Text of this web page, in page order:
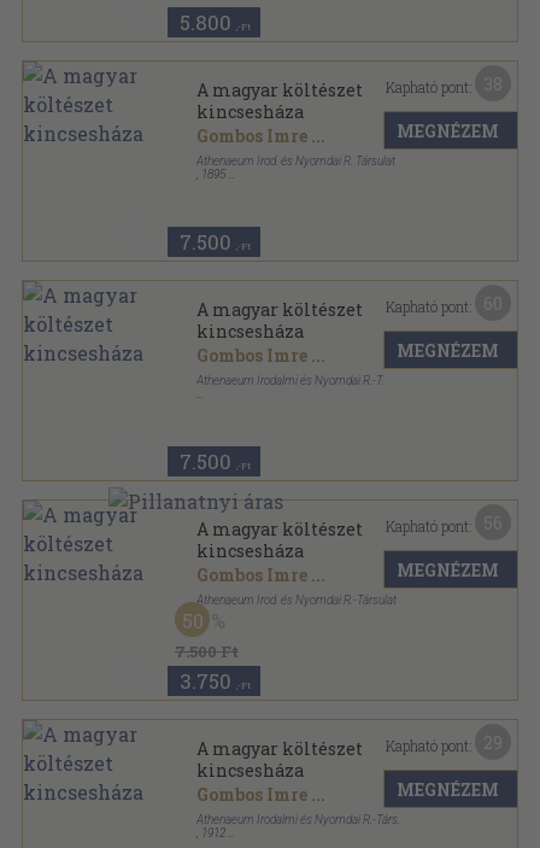
5.800 ,-Ft
A magyar költészet
kincsesháza
Gombos Imre ...
Athenaeum Irod. és Nyomdai R. Társulat
1895
7.500 ,-Ft
Kapható pont:
MEGNÉZEM
A magyar költészet
kincsesháza
Gombos Imre ...
Athenaeum Irodalmi és Nyomdai R.-T.
7.500 ,-Ft
Kapható pont:
MEGNÉZEM
A magyar költészet
kincsesháza
Gombos Imre ...
Athenaeum Irod. és Nyomdai R.-Társulat
Vászon
7.500 Ft
50
3.750 ,-Ft
Kapható pont:
MEGNÉZEM
A magyar költészet
kincsesháza
Gombos Imre ...
Athenaeum Irodalmi és Nyomdai R.-Társ.
1912
Kapható pont:
MEGNÉZEM